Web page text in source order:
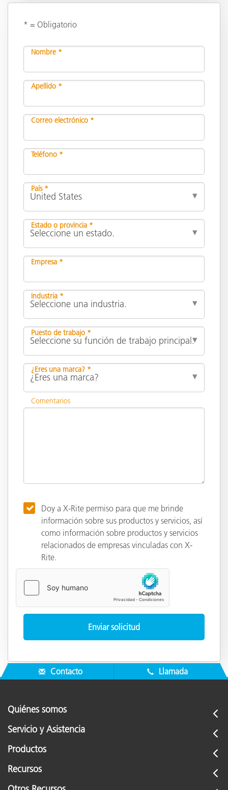
* = Obligatorio
Nombre *
Apellido *
Correo electrónico *
Teléfono *
País *
Estado o provincia *
Empresa *
Industria *
Puesto de trabajo *
¿Eres una marca? *
Comentarios
Doy a X-Rite permiso para que me brinde
información sobre sus productos y servicios, así
como información sobre productos y servicios
relacionados de empresas vinculadas con X-
Rite.
Contacto Llamada
Quiénes somos
Servicio y Asistencia
Productos
Recursos